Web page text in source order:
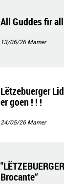
All Guddes fir
13/06/26Mamer
Lëtzebuerger
er goen ! ! !
24/05/26Mamer
Brocante“